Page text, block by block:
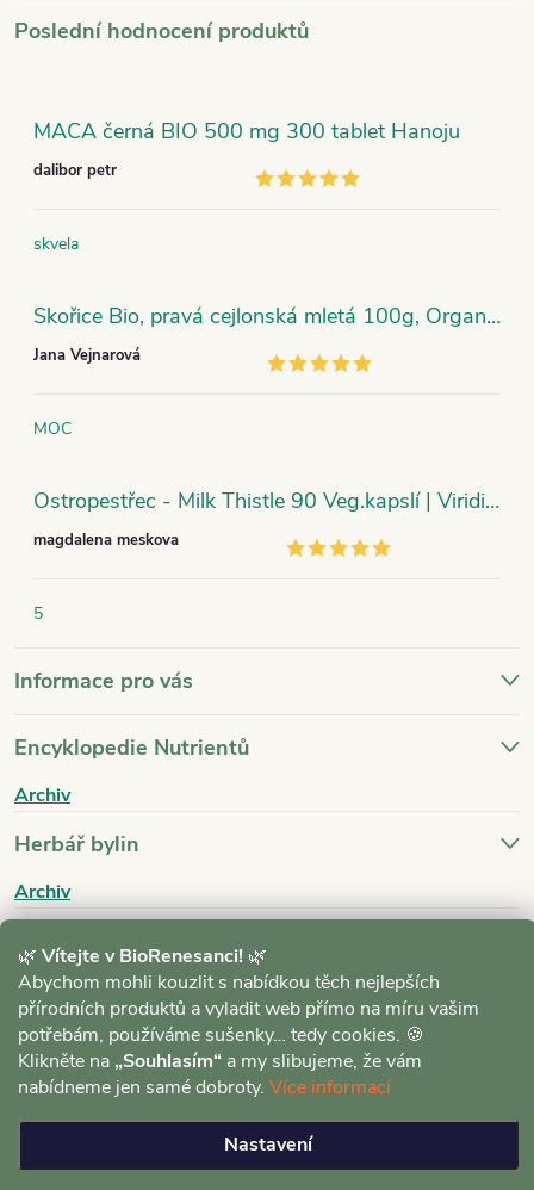
🌿 Vítejte v BioRenesanci! 🌿
Abychom mohli kouzlit s nabídkou těch nejlepších
přírodních produktů a vyladit web přímo na míru vašim
potřebám, používáme sušenky… tedy cookies. 🍪
Klikněte na „Souhlasím“ a my slibujeme, že vám
nabídneme jen samé dobroty. Více informací
Nastavení
Poslední hodnocení produktů
MACA černá BIO 500 mg 300 tablet Hanoju
dalibor petr
skvela
Skořice Bio, pravá cejlonská mletá 100g, Organic India
Jana Vejnarová
MOC
Ostropestřec - Milk Thistle 90 Veg.kapslí | Viridian
magdalena meskova
5
Informace pro vás
Encyklopedie Nutrientů
Archiv
Herbář bylin
Archiv
Blog
Archiv
BioRenesance.cz. Všechna práva vyhrazena.